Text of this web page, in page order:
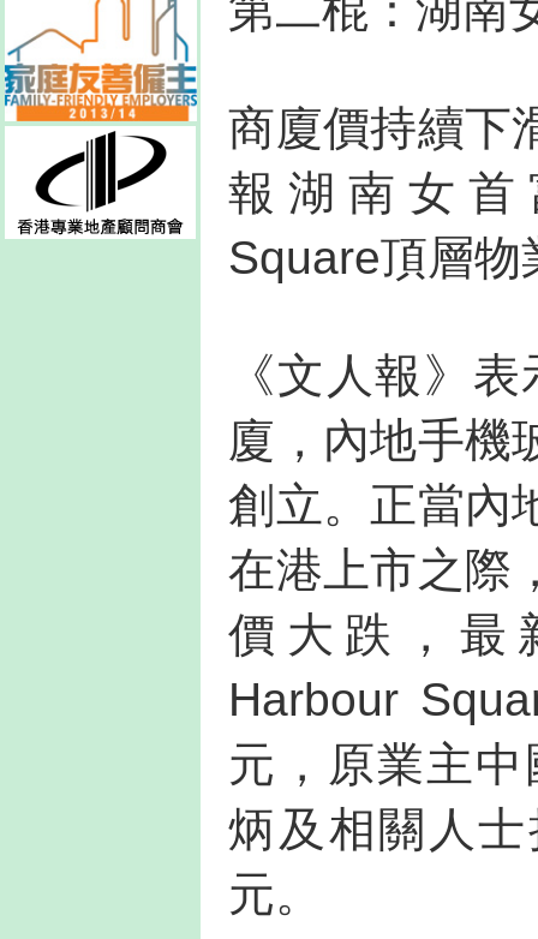
商廈價持續下
報湖南女首
Square頂層
《文人報》
廈，內地手機
創立。正當內
在港上市之際
價大跌，最
Harbour
元，原業主
炳及相關人
元。